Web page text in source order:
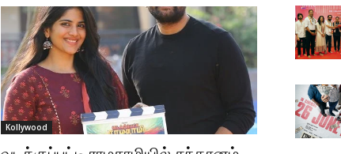
Kollywood